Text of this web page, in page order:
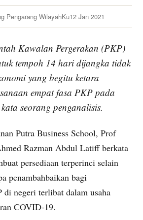
Pengarang WilayahKu12 Jan 2021
Kawalan Pergerakan (PKP)
tempoh 14 hari dijangka tidak
yang begitu ketara
empat fasa PKP pada
seorang penganalisis.
Putra Business School, Prof
Razman Abdul Latiff berkata
persediaan terperinci selain
penambahbaikan bagi
di negeri terlibat dalam usaha
COVID-19.